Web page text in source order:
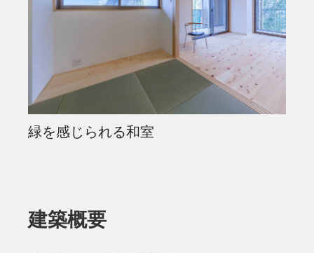
緑を感じられる和室
建築概要